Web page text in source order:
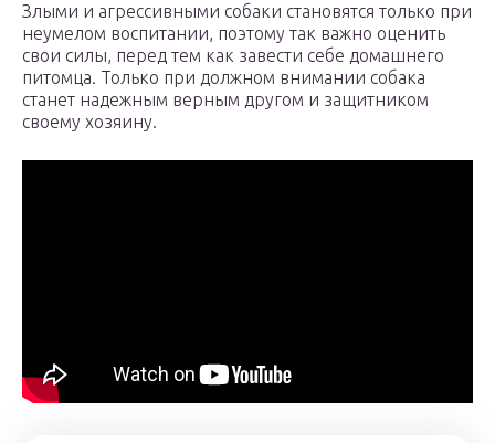
Злыми и агрессивными собаки становятся только при
неумелом воспитании, поэтому так важно оценить
свои силы, перед тем как завести себе домашнего
питомца. Только при должном внимании собака
станет надежным верным другом и защитником
своему хозяину.